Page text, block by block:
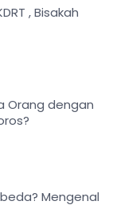
, Bisakah
Orang dengan
Mengenal